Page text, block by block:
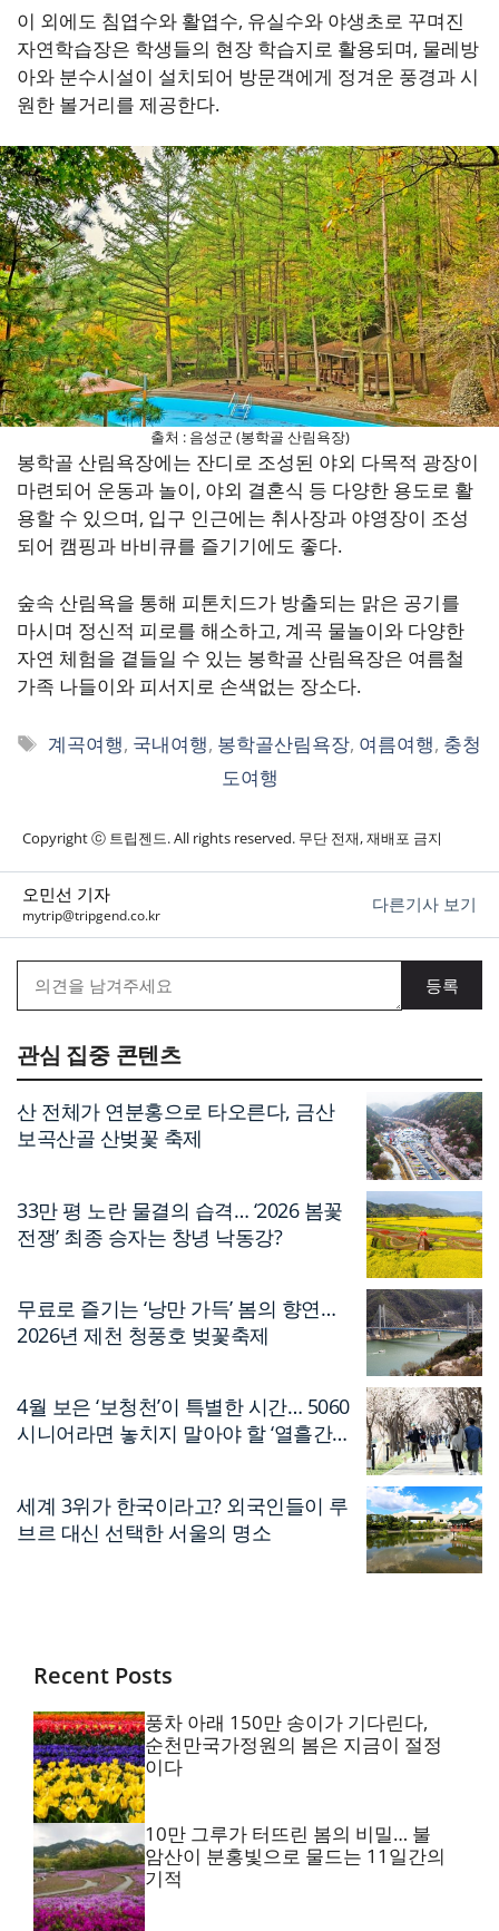
이 외에도 침엽수와 활엽수, 유실수와 야생초로 꾸며진
자연학습장은 학생들의 현장 학습지로 활용되며, 물레방
아와 분수시설이 설치되어 방문객에게 정겨운 풍경과 시
원한 볼거리를 제공한다.
출처 : 음성군 (봉학골 산림욕장)
봉학골 산림욕장에는 잔디로 조성된 야외 다목적 광장이
마련되어 운동과 놀이, 야외 결혼식 등 다양한 용도로 활
용할 수 있으며, 입구 인근에는 취사장과 야영장이 조성
되어 캠핑과 바비큐를 즐기기에도 좋다.
숲속 산림욕을 통해 피톤치드가 방출되는 맑은 공기를
마시며 정신적 피로를 해소하고, 계곡 물놀이와 다양한
자연 체험을 곁들일 수 있는 봉학골 산림욕장은 여름철
가족 나들이와 피서지로 손색없는 장소다.
태
계곡여행, 국내여행, 봉학골산림욕장, 여름여행, 충청
도여행
Copyright ⓒ 트립젠드. All rights reserved. 무단 전재, 재배포 금지
오민선 기자
mytrip@tripgend.co.kr
다른기사 보기
관심 집중 콘텐츠
산 전체가 연분홍으로 타오른다, 금산
보곡산골 산벚꽃 축제
33만 평 노란 물결의 습격… ‘2026 봄꽃
전쟁’ 최종 승자는 창녕 낙동강?
무료로 즐기는 ‘낭만 가득’ 봄의 향연…
2026년 제천 청풍호 벚꽃축제
4월 보은 ‘보청천’이 특별한 시간… 5060
시니어라면 놓치지 말아야 할 ‘열흘간의
세계 3위가 한국이라고? 외국인들이 루
브르 대신 선택한 서울의 명소
Recent Posts
풍차 아래 150만 송이가 기다린다,
순천만국가정원의 봄은 지금이 절정
이다
10만 그루가 터뜨린 봄의 비밀… 불
암산이 분홍빛으로 물드는 11일간의
기적